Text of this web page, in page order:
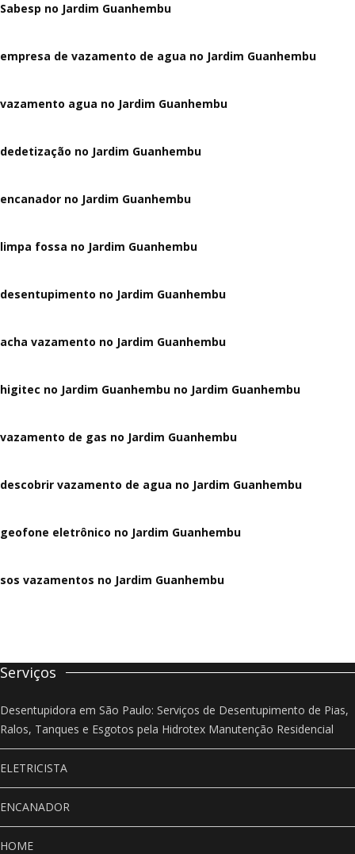
Sabesp no Jardim Guanhembu
empresa de vazamento de agua no Jardim Guanhembu
vazamento agua no Jardim Guanhembu
dedetização no Jardim Guanhembu
encanador no Jardim Guanhembu
limpa fossa no Jardim Guanhembu
desentupimento no Jardim Guanhembu
acha vazamento no Jardim Guanhembu
higitec no Jardim Guanhembu no Jardim Guanhembu
vazamento de gas no Jardim Guanhembu
descobrir vazamento de agua no Jardim Guanhembu
geofone eletrônico no Jardim Guanhembu
sos vazamentos no Jardim Guanhembu
Serviços
Desentupidora em São Paulo: Serviços de Desentupimento de Pias,
Ralos, Tanques e Esgotos pela Hidrotex Manutenção Residencial
ELETRICISTA
ENCANADOR
HOME